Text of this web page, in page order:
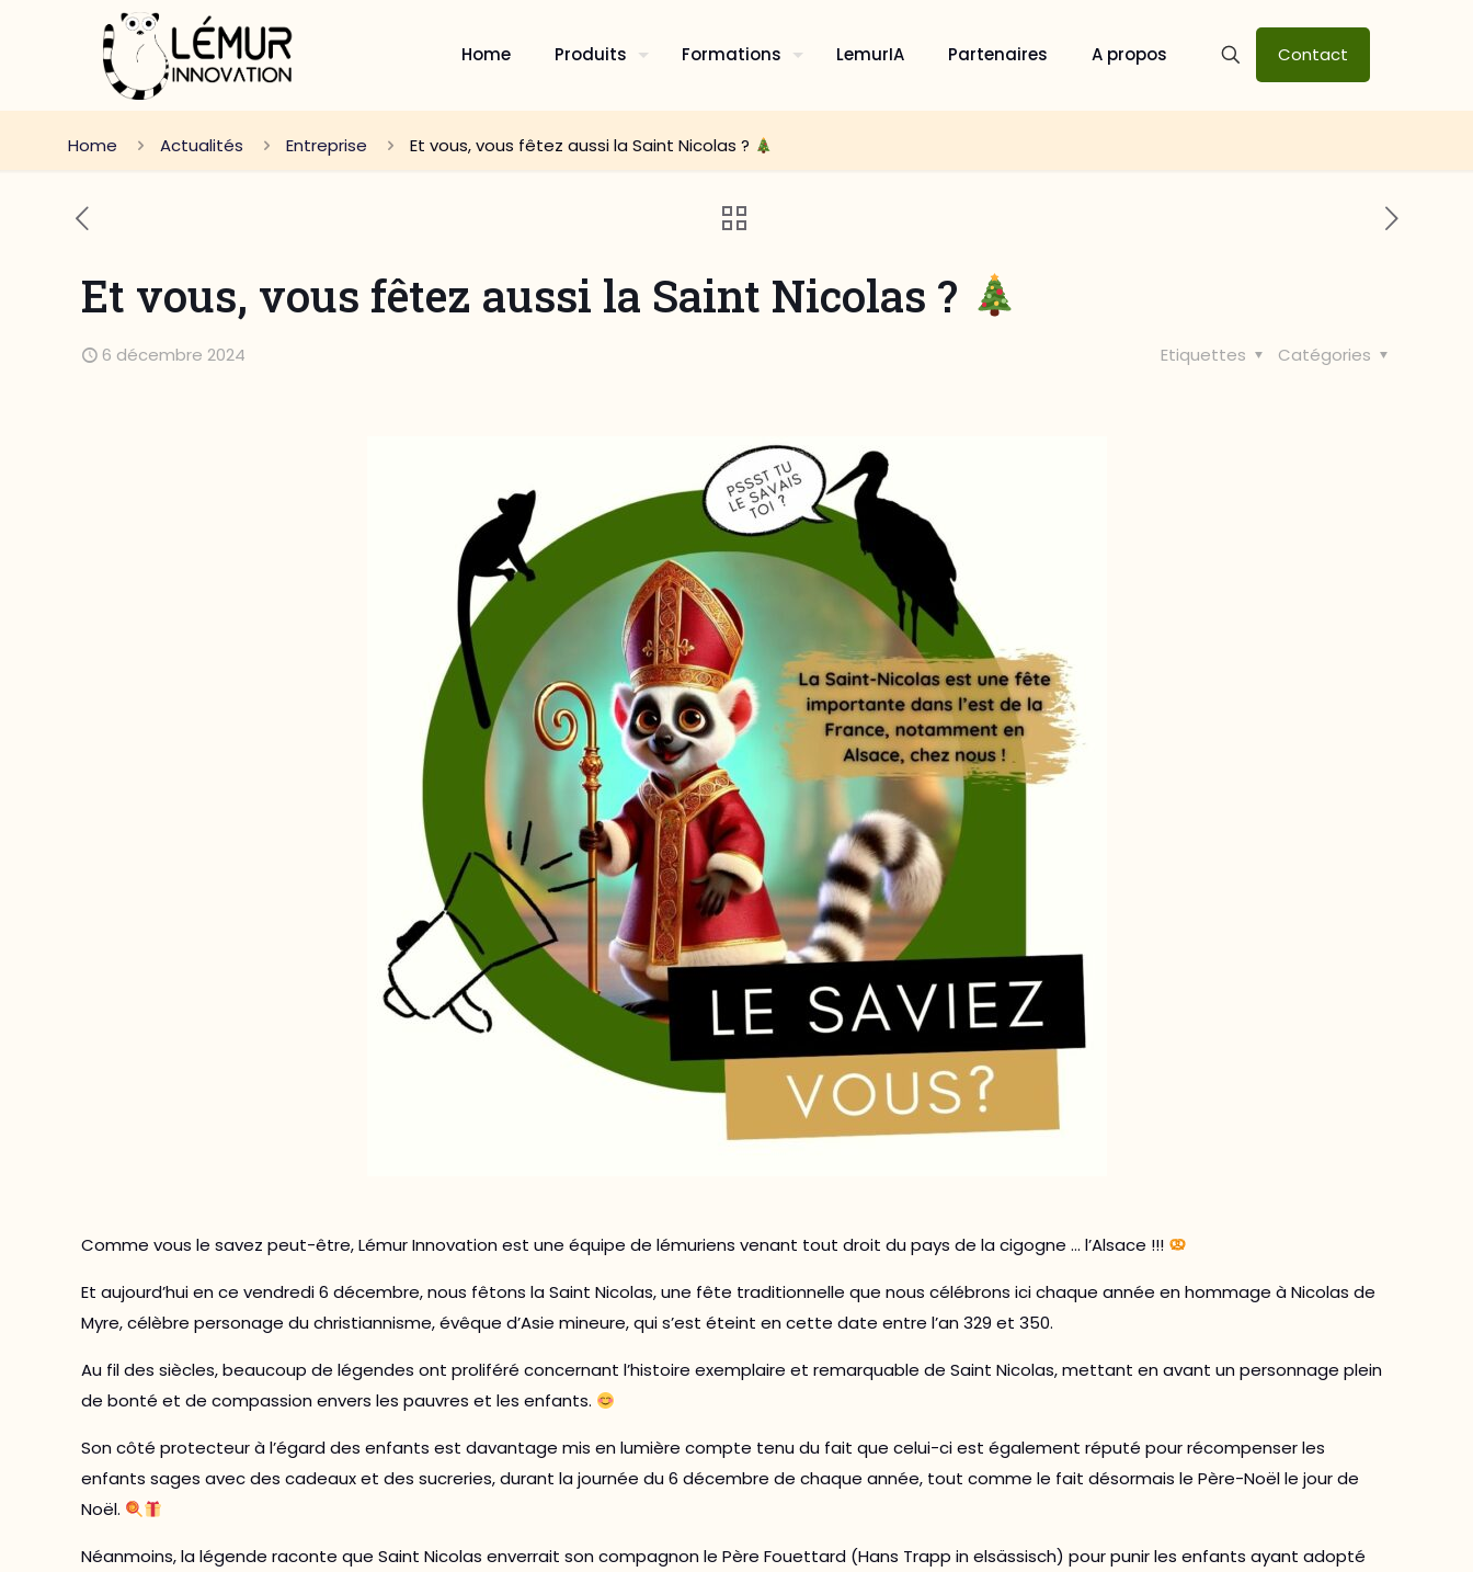
Home Produits Formations LemurIA Partenaires A propos Contact
Home Actualités Entreprise Et vous, vous fêtez aussi la Saint Nicolas ?
Et vous, vous fêtez aussi la Saint Nicolas ?
6 décembre 2024 Catégories
Etiquettes
Comme vous le savez peut-être, Lémur Innovation est une équipe de lémuriens venant tout droit du pays de la cigogne … l’Alsace !!!
Et aujourd’hui en ce vendredi 6 décembre, nous fêtons la Saint Nicolas, une fête traditionnelle que nous célébrons ici chaque année en hommage à Nicolas de
Myre, célèbre personage du christiannisme, évêque d’Asie mineure, qui s’est éteint en cette date entre l’an 329 et 350.
Au fil des siècles, beaucoup de légendes ont proliféré concernant l’histoire exemplaire et remarquable de Saint Nicolas, mettant en avant un personnage plein
de bonté et de compassion envers les pauvres et les enfants.
Son côté protecteur à l’égard des enfants est davantage mis en lumière compte tenu du fait que celui-ci est également réputé pour récompenser les
enfants sages avec des cadeaux et des sucreries, durant la journée du 6 décembre de chaque année, tout comme le fait désormais le Père-Noël le jour de
Noël.
Néanmoins, la légende raconte que Saint Nicolas enverrait son compagnon le Père Fouettard (Hans Trapp in elsässisch) pour punir les enfants ayant adopté